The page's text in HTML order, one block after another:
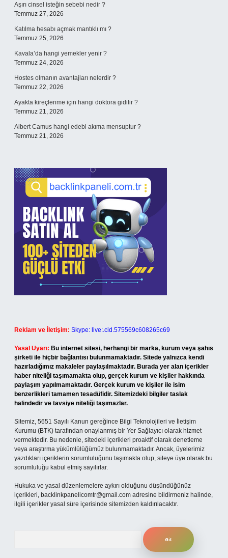
Aşırı cinsel isteğin sebebi nedir ?
Temmuz 27, 2026
Katılma hesabı açmak mantıklı mı ?
Temmuz 25, 2026
Kavala’da hangi yemekler yenir ?
Temmuz 24, 2026
Hostes olmanın avantajları nelerdir ?
Temmuz 22, 2026
Ayakta kireçlenme için hangi doktora gidilir ?
Temmuz 21, 2026
Albert Camus hangi edebi akıma mensuptur ?
Temmuz 21, 2026
Reklam ve İletişim: Skype: live:.cid.575569c608265c69
Yasal Uyarı: Bu internet sitesi, herhangi bir marka, kurum veya şahıs
şirketi ile hiçbir bağlantısı bulunmamaktadır. Sitede yalnızca kendi
hazırladığımız makaleler paylaşılmaktadır. Burada yer alan içerikler
haber niteliği taşımamakta olup, gerçek kurum ve kişiler hakkında
paylaşım yapılmamaktadır. Gerçek kurum ve kişiler ile isim
benzerlikleri tamamen tesadüfidir. Sitemizdeki bilgiler taslak
halindedir ve tavsiye niteliği taşımazlar.
Sitemiz, 5651 Sayılı Kanun gereğince Bilgi Teknolojileri ve İletişim
Kurumu (BTK) tarafından onaylanmış bir Yer Sağlayıcı olarak hizmet
vermektedir. Bu nedenle, sitedeki içerikleri proaktif olarak denetleme
veya araştırma yükümlülüğümüz bulunmamaktadır. Ancak, üyelerimiz
yazdıkları içeriklerin sorumluluğunu taşımakta olup, siteye üye olarak bu
sorumluluğu kabul etmiş sayılırlar.
Hukuka ve yasal düzenlemelere aykırı olduğunu düşündüğünüz
içerikleri, backlinkpanelicomtr@gmail.com adresine bildirmeniz halinde,
ilgili içerikler yasal süre içerisinde sitemizden kaldırılacaktır.